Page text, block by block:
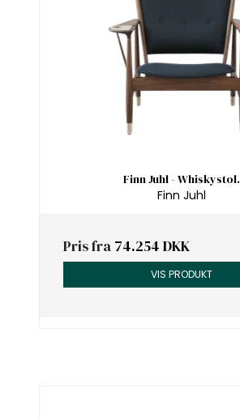
Finn Juhl - Whiskystol.
Finn Juhl
Pris fra 74.254 DKK
VIS PRODUKT